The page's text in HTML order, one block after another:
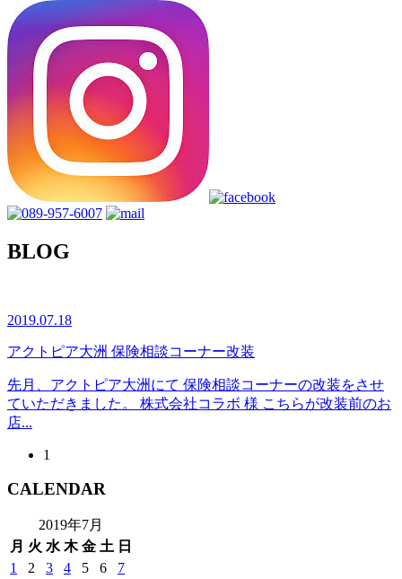
BLOG
2019.07.18
アクトピア大洲 保険相談コーナー改装
先月、アクトピア大洲にて 保険相談コーナーの改装をさせ
ていただきました。 株式会社コラボ 様 こちらが改装前のお
店...
1
CALENDAR
2019年7月
月 火 水 木 金 土 日
1
2 3 4 5 6
7